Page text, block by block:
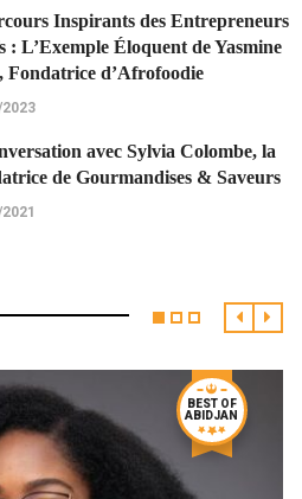
Inspirants des Entrepreneurs
: L’Exemple Éloquent de Yasmine
Fondatrice d’Afrofoodie
avec Sylvia Colombe, la
de Gourmandises & Saveurs
BEST OF
ABIDJAN